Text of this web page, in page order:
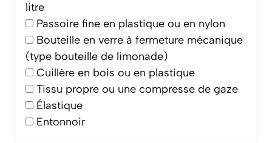
litre
Passoire fine en plastique ou en nylon
Bouteille en verre à fermeture mécanique
(type bouteille de limonade)
Cuillère en bois ou en plastique
Tissu propre ou une compresse de gaze
Élastique
Entonnoir